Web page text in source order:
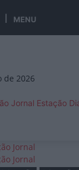
MENU
de 2026
Estação